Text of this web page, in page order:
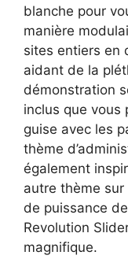
blanche pour
manière
sites entiers en
aidant de la
démonstration
inclus que vous
guise avec les
thème
également
autre thème
de puissance
Revolution
magnifique.